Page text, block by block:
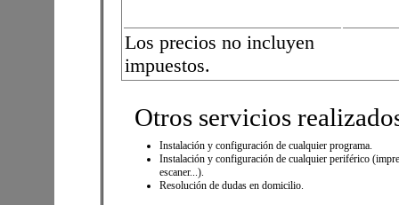
Los precios no incluyen
impuestos.
Otros servicios
Instalación y configuración de cualquier programa.
Instalación y configuración de cualquier periférico
escaner...).
Resolución de dudas en domicilio.